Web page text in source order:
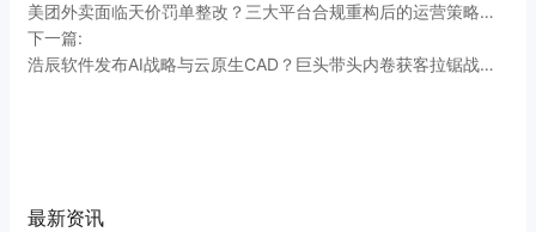
美团外卖面临天价罚单整改？三大平台合规重构后的运营策略走向
下一篇:
浩辰软件发布AI战略与云原生CAD？巨头带头内卷获客拉锯战才刚刚开始
最新资讯